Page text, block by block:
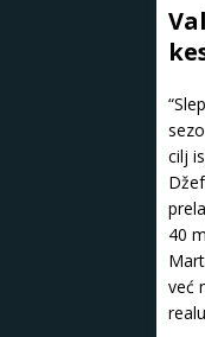
cilj
40
već